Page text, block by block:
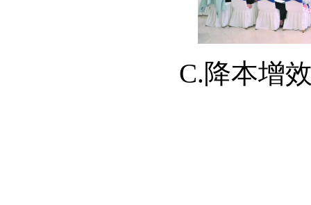
C.降本增